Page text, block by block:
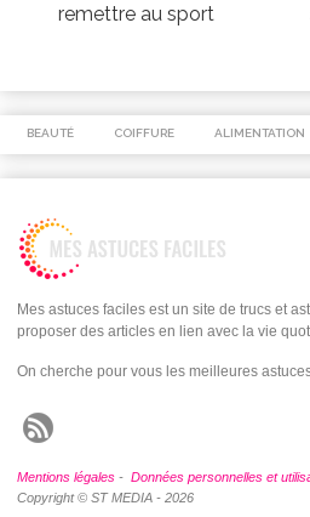
remettre au sport
BEAUTÉ COIFFURE ALIMENTATION
Mes astuces faciles est un site de trucs et
proposer des articles en lien avec la vie
On cherche pour vous les meilleures
Mentions légales - Données personnelles et
Copyright © ST MEDIA - 2026